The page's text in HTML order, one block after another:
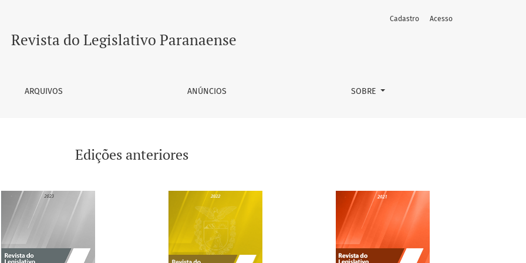
Revista do Legislativo Paranaense
ARQUIVOS ANÚNCIOS SOBRE
Cadastro Acesso
Edições anteriores